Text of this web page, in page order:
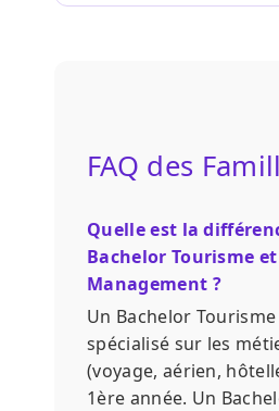
FAQ des
Quelle est la
Bachelor Tourisme
Management ?
Un Bachelor Tourisme
spécialisé sur les
(voyage, aérien,
1ère année. Un